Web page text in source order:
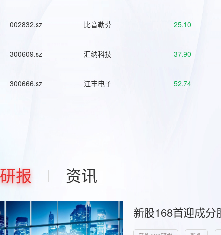
002832.sz 比音勒芬 25.10
300609.sz 汇纳科技 37.90
300666.sz 江丰电子 52.74
研报 资讯
新股168首迎成